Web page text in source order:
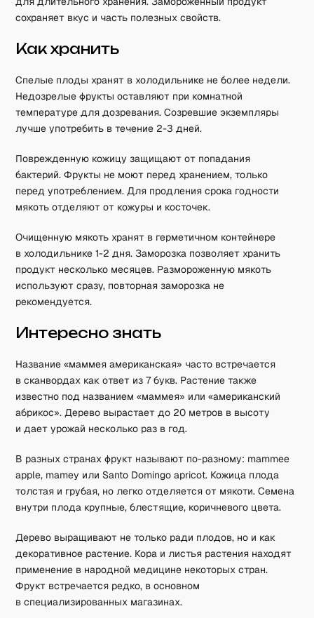
сохраняет вкус и часть полезных свойств.
Как хранить
Спелые плоды хранят в холодильнике не более недели.
Недозрелые фрукты оставляют при комнатной
температуре для дозревания. Созревшие экземпляры
лучше употребить в течение 2-3 дней.
Поврежденную кожицу защищают от попадания
бактерий. Фрукты не моют перед хранением, только
перед употреблением. Для продления срока годности
мякоть отделяют от кожуры и косточек.
Очищенную мякоть хранят в герметичном контейнере
в холодильнике 1-2 дня. Заморозка позволяет хранить
продукт несколько месяцев. Размороженную мякоть
используют сразу, повторная заморозка не
рекомендуется.
Интересно знать
Название «маммея американская» часто встречается
в сканвордах как ответ из 7 букв. Растение также
известно под названием «маммея» или «американский
абрикос». Дерево вырастает до 20 метров в высоту
и дает урожай несколько раз в год.
В разных странах фрукт называют по-разному: mammee
apple, mamey или Santo Domingo apricot. Кожица плода
толстая и грубая, но легко отделяется от мякоти. Семена
внутри плода крупные, блестящие, коричневого цвета.
Дерево выращивают не только ради плодов, но и как
декоративное растение. Кора и листья растения находят
применение в народной медицине некоторых стран.
Фрукт встречается редко, в основном
в специализированных магазинах.